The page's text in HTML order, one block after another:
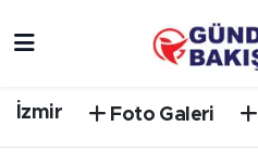
İzmir Foto Galeri